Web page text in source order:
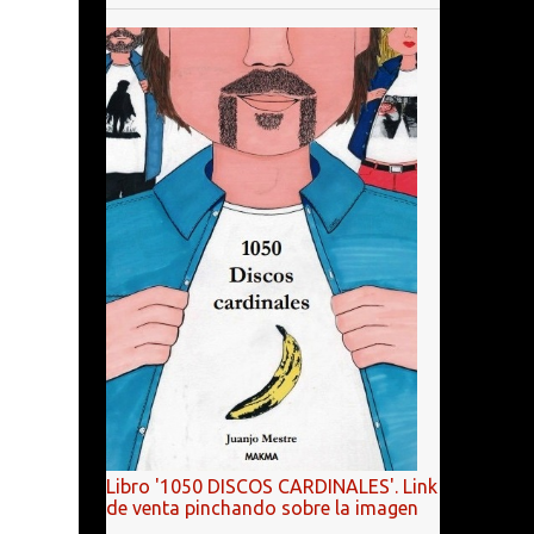
Libro '1050 DISCOS CARDINALES'. Link
de venta pinchando sobre la imagen